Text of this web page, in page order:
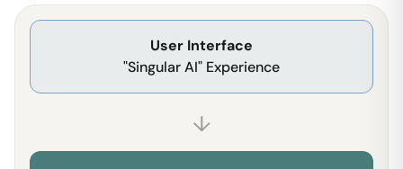
User Interface
"Singular AI" Experience
↓